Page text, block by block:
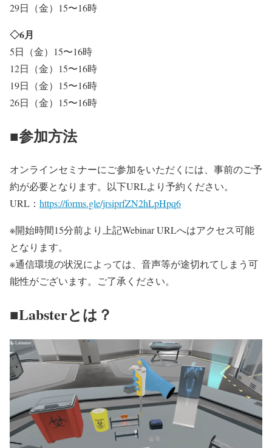
29日（金）15〜16時
◇6月
5日（金）15〜16時
12日（金）15〜16時
19日（金）15〜16時
26日（金）15〜16時
■参加方法
オンラインセミナーにご参加をいただくには、事前のご予
約が必要となります。以下URLより予約ください。
URL： https://forms.gle/jrsiprfZN2hLpHpq6
※開始時間15分前より上記Webinar URLへはアクセス可能
となります。
※通信環境の状況によっては、音声等が途切れてしまう可
能性がございます。ご了承ください。
■Labsterとは？